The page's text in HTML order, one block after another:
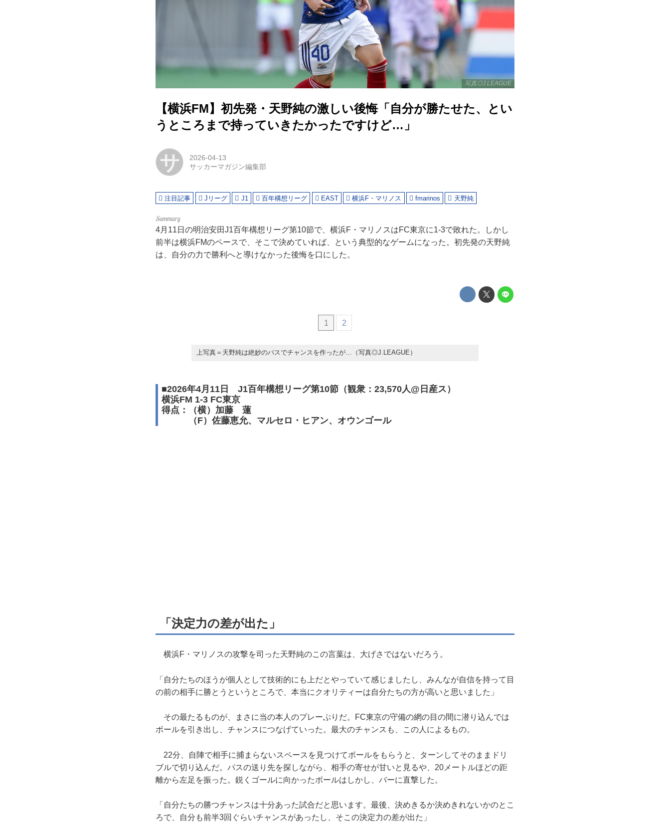
写真◎J.LEAGUE
【横浜FM】初先発・天野純の激しい後悔「自分が勝たせた、とい
うところまで持っていきたかったですけど…」
サ
2026-04-13
サッカーマガジン編集部
注目記事 Jリーグ J1 百年構想リーグ EAST 横浜F・マリノス fmarinos 天野純
4月11日の明治安田J1百年構想リーグ第10節で、横浜F・マリノスはFC東京に1-3で敗れた。しかし
前半は横浜FMのペースで、そこで決めていれば、という典型的なゲームになった。初先発の天野純
は、自分の力で勝利へと導けなかった後悔を口にした。
1 2
上写真＝天野純は絶妙のパスでチャンスを作ったが…（写真◎J.LEAGUE）
■2026年4月11日 J1百年構想リーグ第10節（観衆：23,570人@日産ス）
横浜FM 1-3 FC東京
得点：（横）加藤 蓮
（F）佐藤恵允、マルセロ・ヒアン、オウンゴール
「決定力の差が出た」
横浜F・マリノスの攻撃を司った天野純のこの言葉は、大げさではないだろう。
「自分たちのほうが個人として技術的にも上だとやっていて感じましたし、みんなが自信を持って目
の前の相手に勝とうというところで、本当にクオリティーは自分たちの方が高いと思いました」
その最たるものが、まさに当の本人のプレーぶりだ。FC東京の守備の網の目の間に潜り込んでは
ボールを引き出し、チャンスにつなげていった。最大のチャンスも、この人によるもの。
22分、自陣で相手に捕まらないスペースを見つけてボールをもらうと、ターンしてそのままドリ
ブルで切り込んだ。パスの送り先を探しながら、相手の寄せが甘いと見るや、20メートルほどの距
離から左足を振った。鋭くゴールに向かったボールはしかし、バーに直撃した。
「自分たちの勝つチャンスは十分あった試合だと思います。最後、決めきるか決めきれないかのとこ
ろで、自分も前半3回ぐらいチャンスがあったし、そこの決定力の差が出た」